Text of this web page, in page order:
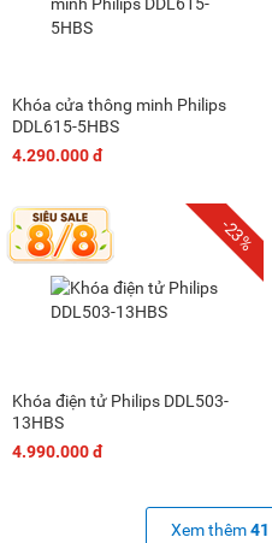
Khóa cửa thông minh Philips
DDL615-5HBS
4.290.000 đ
-23%
Khóa điện tử Philips DDL503-
13HBS
4.990.000 đ
Xem thêm41